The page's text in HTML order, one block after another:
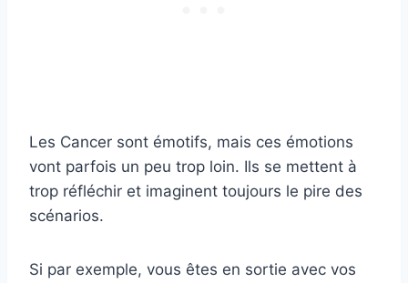
Les Cancer sont émotifs, mais ces émotions
vont parfois un peu trop loin. Ils se mettent à
trop réfléchir et imaginent toujours le pire des
scénarios.
Si par exemple, vous êtes en sortie avec vos